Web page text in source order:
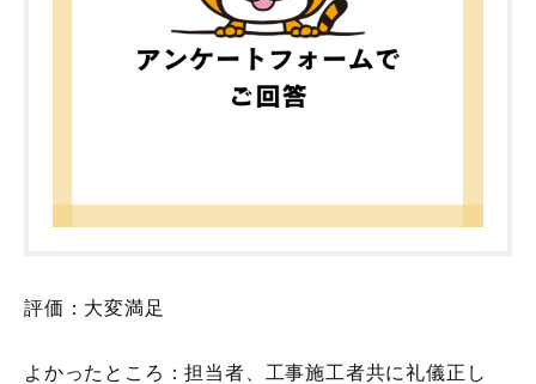
評価：大変満足
よかったところ：担当者、工事施工者共に礼儀正し